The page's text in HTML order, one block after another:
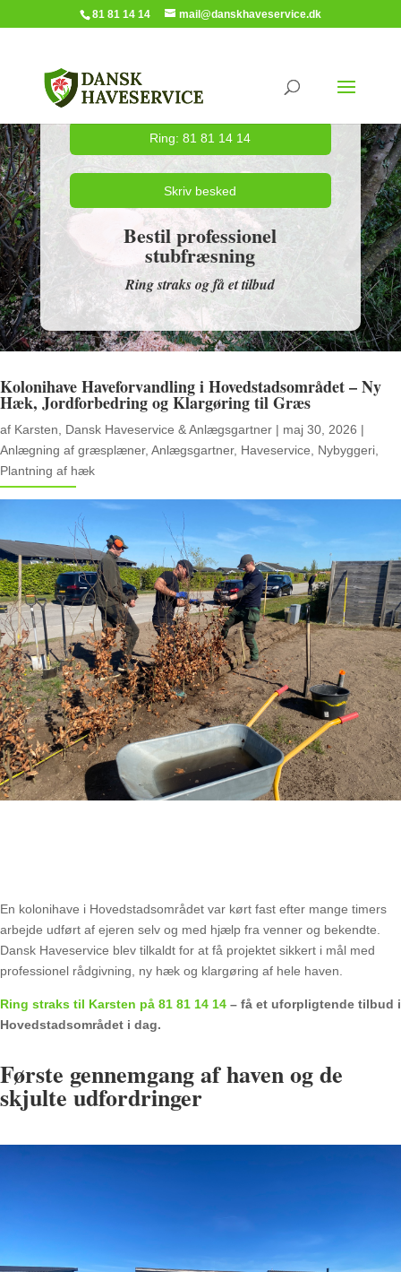
81 81 14 14 mail@danskhaveservice.dk
Ring: 81 81 14 14
Skriv besked
Bestil professionel
stubfræsning
Ring straks og få et tilbud
Kolonihave Haveforvandling i Hovedstadsområdet – Ny
Hæk, Jordforbedring og Klargøring til Græs
af Karsten, Dansk Haveservice & Anlægsgartner | maj 30, 2026 |
Anlægning af græsplæner, Anlægsgartner, Haveservice Nybyggeri
Plantning af hæk
En kolonihave i Hovedstadsområdet var kørt fast efter mange timers
arbejde udført af ejeren selv og med hjælp fra venner og bekendte.
Dansk Haveservice blev tilkaldt for at få projektet sikkert i mål med
professionel rådgivning, ny hæk og klargøring af hele haven.
Ring straks til Karsten på 81 81 14 14 – få et uforpligtende tilbud i
Hovedstadsområdet i dag.
Første gennemgang af haven og de
skjulte udfordringer